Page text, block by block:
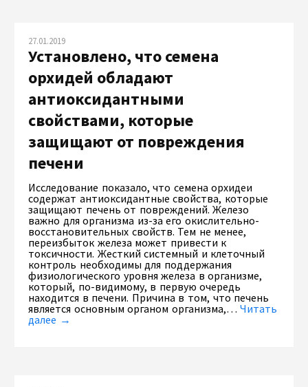
27.01.2019
Установлено, что семена
орхидей обладают
антиоксидантными
свойствами, которые
защищают от повреждения
печени
Исследование показало, что семена орхидеи
содержат антиоксидантные свойства, которые
защищают печень от повреждений. Железо
важно для организма из-за его окислительно-
восстановительных свойств. Тем не менее,
переизбыток железа может привести к
токсичности. Жесткий системный и клеточный
контроль необходимы для поддержания
физиологического уровня железа в организме,
который, по-видимому, в первую очередь
находится в печени. Причина в том, что печень
является основным органом организма,…Читать
далее →